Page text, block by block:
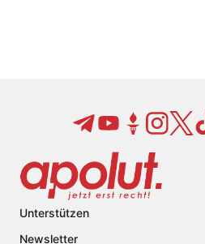
Unterstützen
Newsletter